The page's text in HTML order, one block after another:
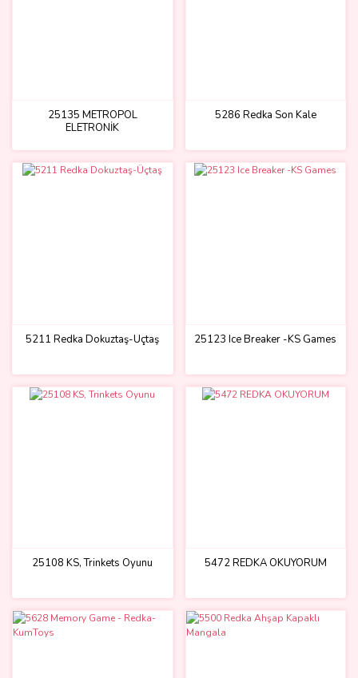
25135 METROPOL
ELETRONİK
5286 Redka Son Kale
5211 Redka Dokuztaş-Üçtaş 25123 Ice Breaker -KS Games
25108 KS, Trinkets Oyunu 5472 REDKA OKUYORUM